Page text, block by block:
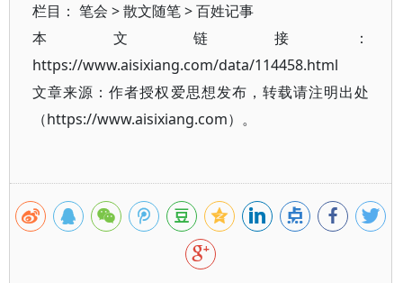
栏目： 笔会 >散文随笔>百姓记事
本文链接：
https://www.aisixiang.com/data/114458.html
文章来源：作者授权爱思想发布，转载请注明出处
（https://www.aisixiang.com）。